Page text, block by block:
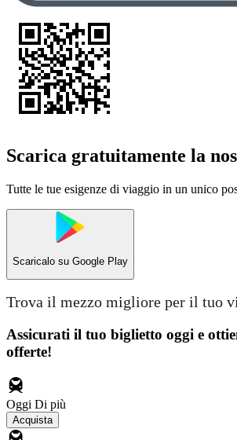
Scarica gratuitamente la
Tutte le tue esigenze di viaggio in un unico
Scaricalo su Google Play
Trova il mezzo migliore per il tuo
Assicurati il ​​tuo biglietto oggi e
offerte!
Oggi Di più
Acquista